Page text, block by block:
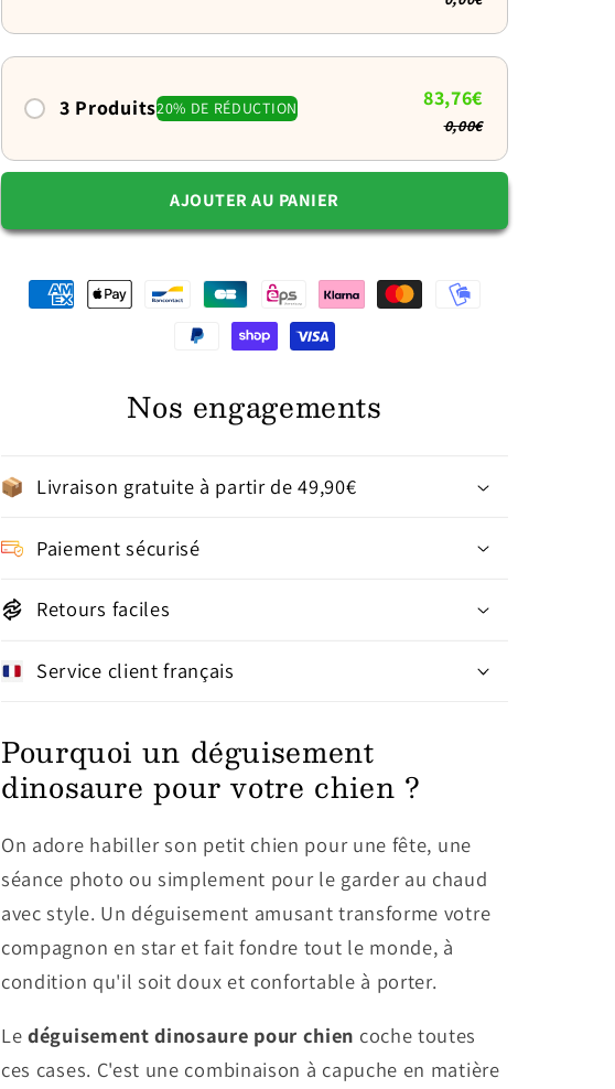
3 Produits20% DE RÉDUCTION 83,76€
0,00€
AJOUTER AU PANIER
Nos engagements
Livraison gratuite à partir de 49,90€
Paiement sécurisé
Retours faciles
Service client français
Pourquoi un déguisement
dinosaure pour votre chien ?
On adore habiller son petit chien pour une fête, une
séance photo ou simplement pour le garder au chaud
avec style. Un déguisement amusant transforme votre
compagnon en star et fait fondre tout le monde, à
condition qu'il soit doux et confortable à porter.
Ledéguisement dinosaure pour chien coche toutes
ces cases. C'est une combinaison à capuche en matière